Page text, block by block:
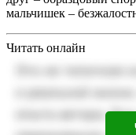
мальчишек –
Читать онлайн